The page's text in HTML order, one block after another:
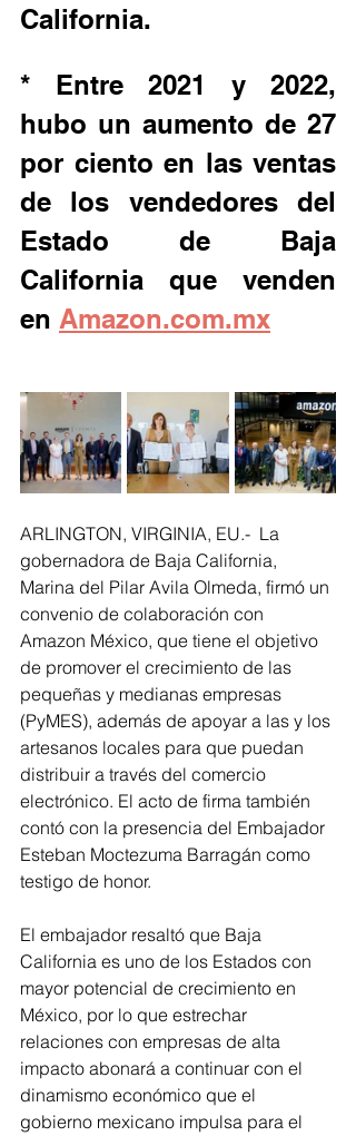
California.
* Entre 2021 y 2022,
hubo un aumento de 27
por ciento en las ventas
de los vendedores del
Estado de Baja
California que venden
en Amazon.com.mx
ARLINGTON, VIRGINIA, EU.-  La
gobernadora de Baja California,
Marina del Pilar Avila Olmeda, firmó un
convenio de colaboración con
Amazon México, que tiene el objetivo
de promover el crecimiento de las
pequeñas y medianas empresas
(PyMES), además de apoyar a las y los
artesanos locales para que puedan
distribuir a través del comercio
electrónico. El acto de firma también
contó con la presencia del Embajador
Esteban Moctezuma Barragán como
testigo de honor.
El embajador resaltó que Baja
California es uno de los Estados con
mayor potencial de crecimiento en
México, por lo que estrechar
relaciones con empresas de alta
impacto abonará a continuar con el
dinamismo económico que el
gobierno mexicano impulsa para el